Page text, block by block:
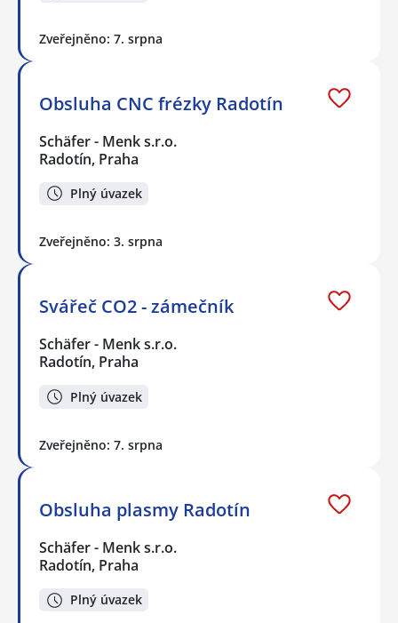
Zveřejněno: 7. srpna
Obsluha CNC frézky Radotín
Schäfer - Menk s.r.o.
Radotín, Praha
Plný úvazek
Zveřejněno: 3. srpna
Svářeč CO2 - zámečník
Schäfer - Menk s.r.o.
Radotín, Praha
Plný úvazek
Zveřejněno: 7. srpna
Obsluha plasmy Radotín
Schäfer - Menk s.r.o.
Radotín, Praha
Plný úvazek